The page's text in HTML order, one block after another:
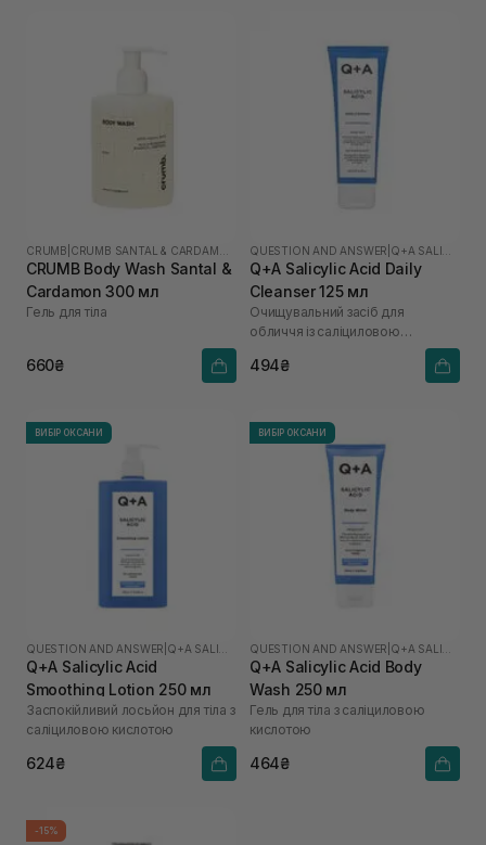
CRUMB
CRUMB Body Wash Santal &
Cardamon 300 мл
Гель для тіла
660₴
QUESTION AND ANSWER
Q+A Salicylic Acid Daily
Cleanser 125 мл
Очищувальний засіб для
обличчя із саліциловою
494₴
ВИБІР ОКСАНИ
QUESTION AND ANSWER
Q+A Salicylic Acid
Smoothing Lotion 250 мл
Заспокійливий лосьйон для тіла з
саліциловою кислотою
624₴
ВИБІР ОКСАНИ
QUESTION AND ANSWER
Q+A Salicylic Acid Body
Wash 250 мл
Гель для тіла з саліциловою
кислотою
464₴
-15%